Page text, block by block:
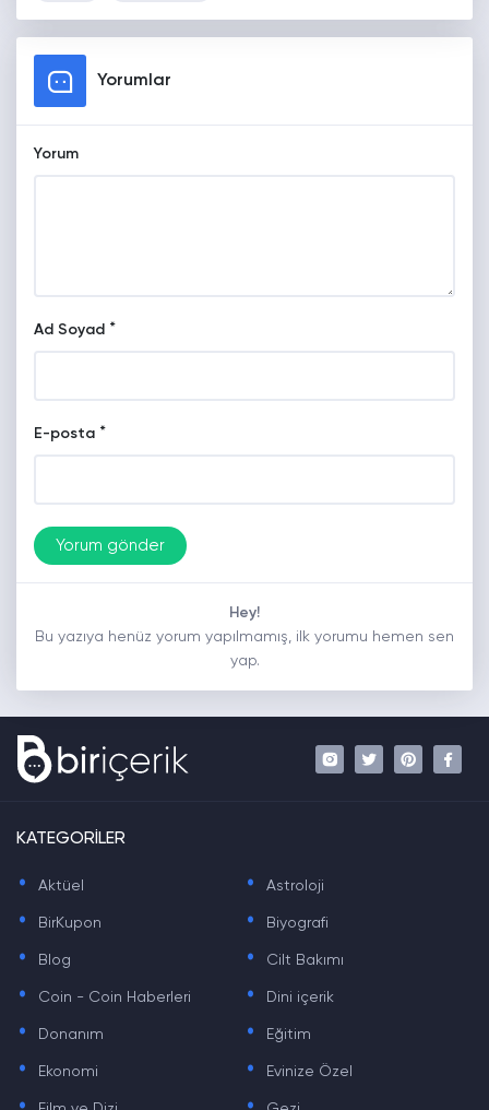
Yorumlar
Yorum
Ad Soyad *
E-posta *
Hey!
Bu yazıya henüz yorum yapılmamış, ilk yorumu hemen sen
yap.
KATEGORİLER
. Aktüel . Astroloji
. BirKupon . Biyografi
. Blog . Cilt Bakımı
. Coin - Coin Haberleri . Dini içerik
. Donanım . Eğitim
. Ekonomi . Evinize Özel
. .